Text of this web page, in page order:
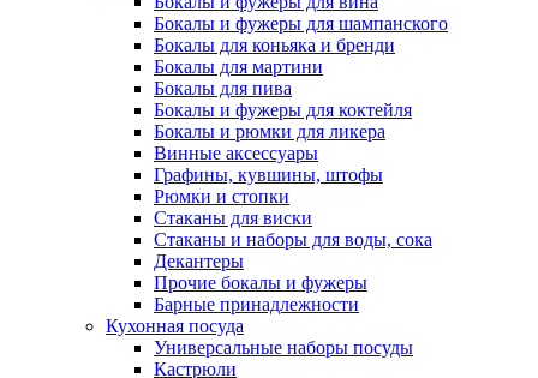
Бокалы и фужеры для шампанского
Бокалы для коньяка и бренди
Бокалы для мартини
Бокалы для пива
Бокалы и фужеры для коктейля
Бокалы и рюмки для ликера
Винные аксессуары
Графины, кувшины, штофы
Рюмки и стопки
Стаканы для виски
Стаканы и наборы для воды, сока
Декантеры
Прочие бокалы и фужеры
Барные принадлежности
Кухонная посуда
Универсальные наборы посуды
Кастрюли